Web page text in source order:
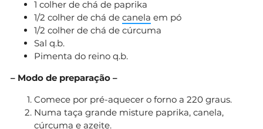
1 colher de chá de paprika
1/2 colher de chá de canela em pó
1/2 colher de chá de cúrcuma
Sal q.b.
Pimenta do reino q.b.
– Modo de preparação –
Comece por pré-aquecer o forno a 220 graus.
Numa taça grande misture paprika, canela,
cúrcuma e azeite.